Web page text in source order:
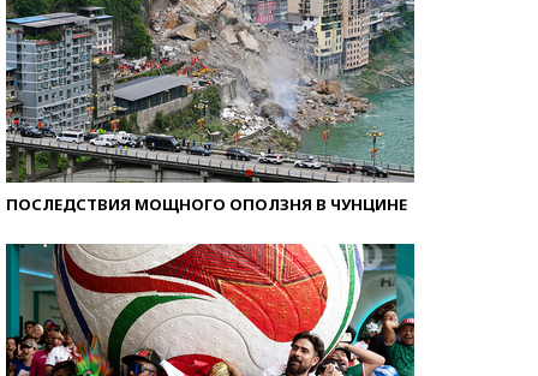
ПОСЛЕДСТВИЯ МОЩНОГО ОПОЛЗНЯ В ЧУНЦИНЕ